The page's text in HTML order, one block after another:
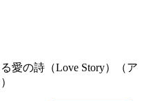
愛の詩（Love Story）（ア